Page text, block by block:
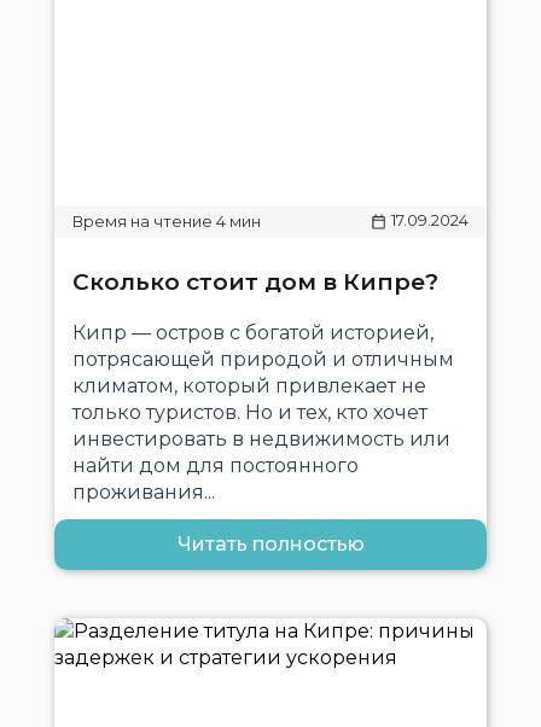
17.09.2024
Сколько стоит дом в Кипре?
Кипр — остров с богатой историей,
потрясающей природой и отличным
климатом, который привлекает не
только туристов. Но и тех, кто хочет
инвестировать в недвижимость или
найти дом для постоянного
проживания...
Читать полностью